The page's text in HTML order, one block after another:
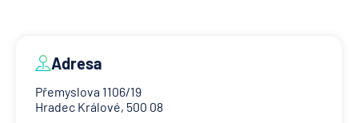
Adresa
Přemyslova 1106/19
Hradec Králové, 500 08